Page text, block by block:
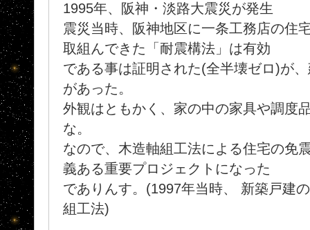
1995年、阪神・淡路大震災が発生
震災当時、阪神地区に一条工務店の住
取組んできた「耐震構法」は有効
である事は証明された(全半壊ゼロ)が
があった。
外観はともかく、家の中の家具や調度
な。
なので、木造軸組工法による住宅の免
義ある重要プロジェクトになった
でありんす。(1997年当時、 新築戸建
組工法)